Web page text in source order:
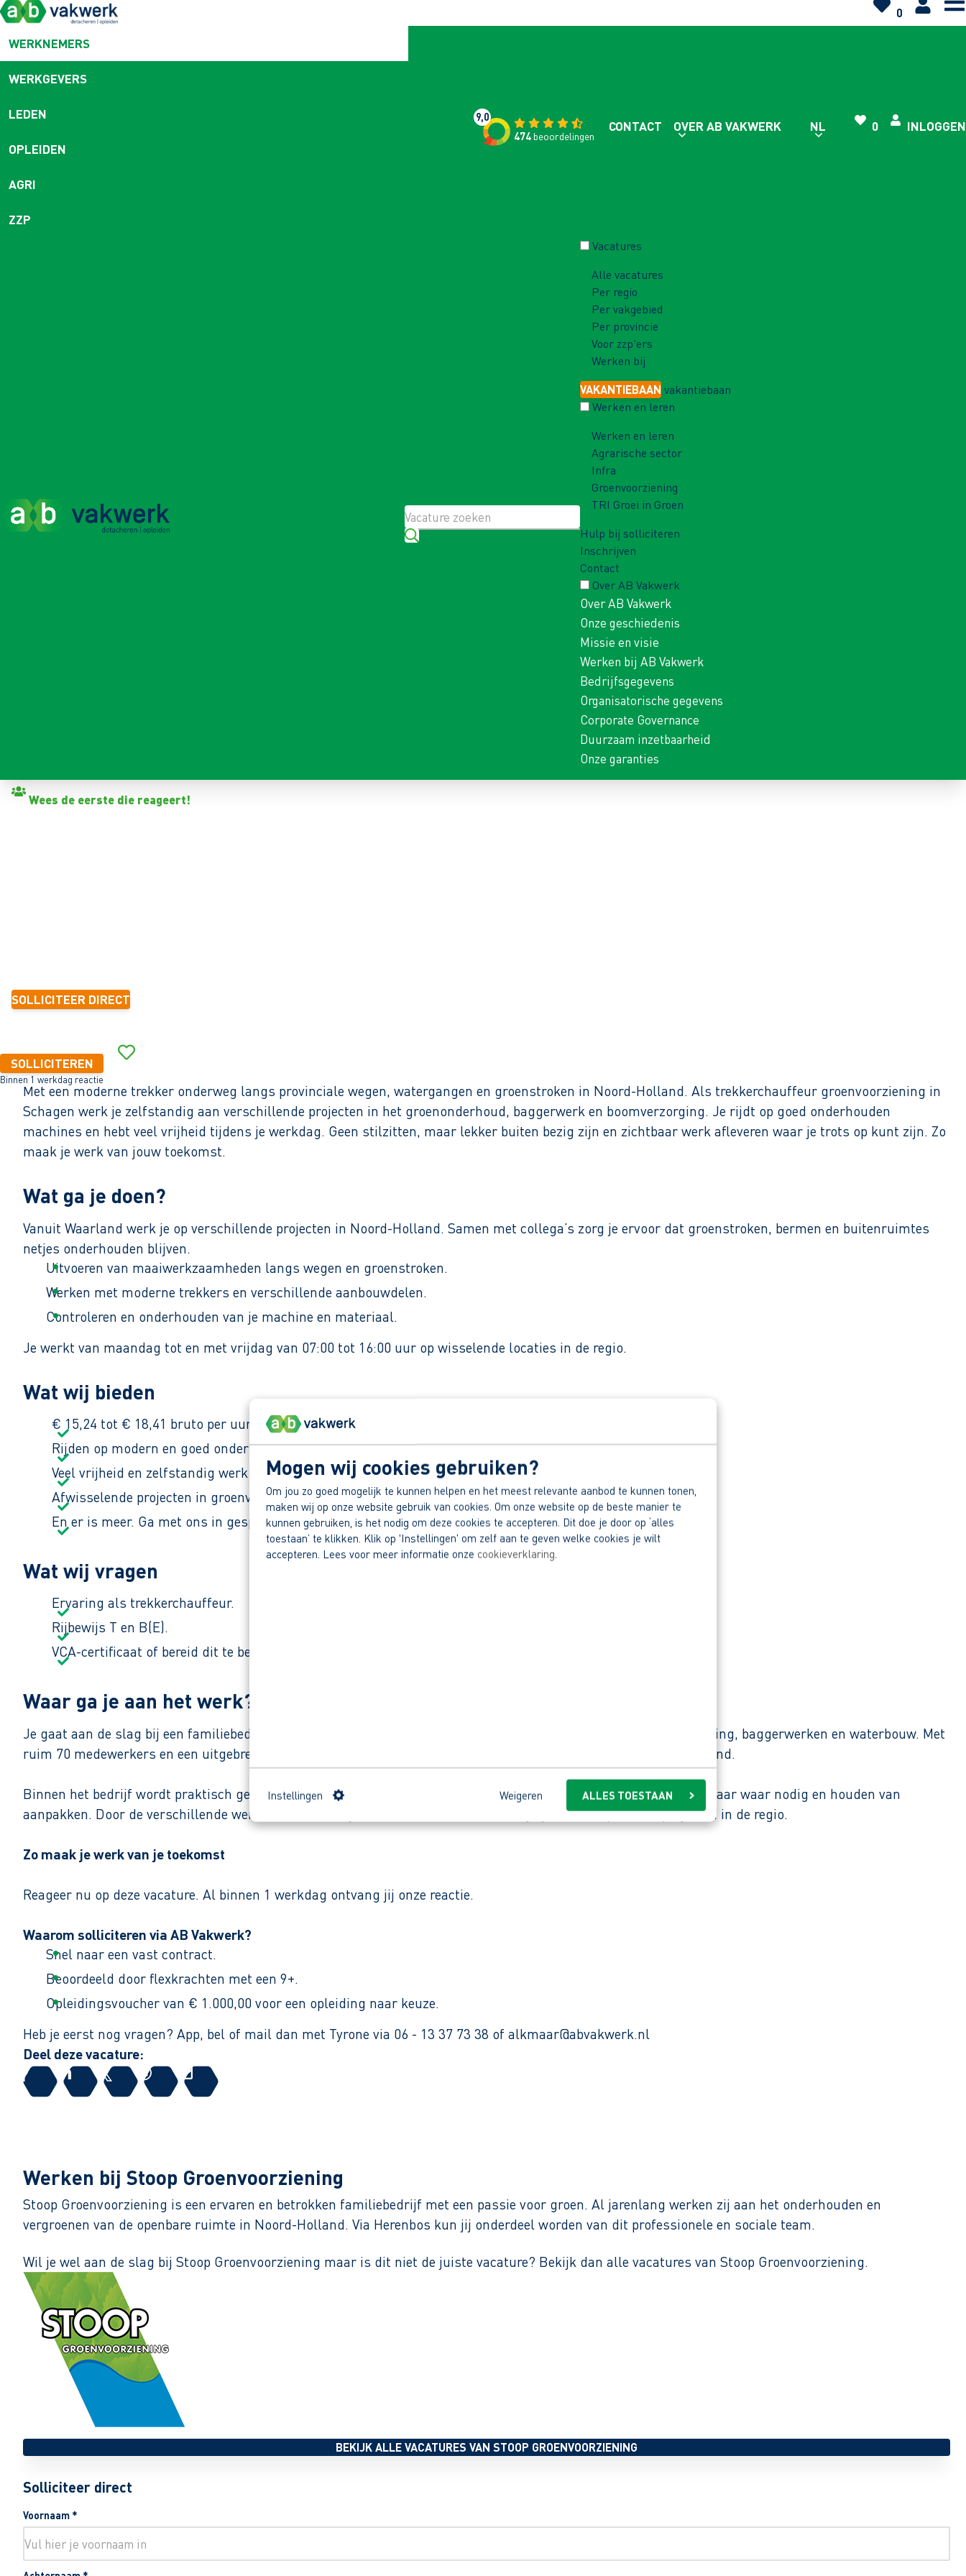
Mogen wij cookies gebruiken?
Om jou zo goed mogelijk te kunnen helpen en het meest relevante aanbod te kunnen tonen,
maken wij op onze website gebruik van cookies. Om onze website op de beste manier te
kunnen gebruiken, is het nodig om deze cookies te accepteren. Dit doe je door op ‘alles
toestaan’ te klikken. Klik op 'Instellingen' om zelf aan te geven welke cookies je wilt
accepteren. Lees voor meer informatie onze cookieverklaring.
Instellingen Weigeren ALLES TOESTAAN
0
WERKNEMERS
WERKGEVERS
LEDEN
OPLEIDEN
AGRI
ZZP
9,0
474beoordelingen
CONTACT OVER AB VAKWERK NL 0 INLOGGEN
Vacatures
Alle vacatures
Per regio
Per vakgebied
Per provincie
Voor zzp'ers
Werken bij
VAKANTIEBAAN vakantiebaan
Werken en leren
Werken en leren
Agrarische sector
Infra
Groenvoorziening
TRI Groei in Groen
Hulp bij solliciteren
Inschrijven
Contact
Over AB Vakwerk
Over AB Vakwerk
Onze geschiedenis
Missie en visie
Werken bij AB Vakwerk
Bedrijfsgegevens
Organisatorische gegevens
Corporate Governance
Duurzaam inzetbaarheid
Onze garanties
Wees de eerste die reageert!
SOLLICITEER DIRECT
SOLLICITEREN
Binnen 1 werkdag reactie
Met een moderne trekker onderweg langs provinciale wegen, watergangen en groenstroken in Noord-Holland. Als trekkerchauffeur groenvoorziening in
Schagen werk je zelfstandig aan verschillende projecten in het groenonderhoud, baggerwerk en boomverzorging. Je rijdt op goed onderhouden
machines en hebt veel vrijheid tijdens je werkdag. Geen stilzitten, maar lekker buiten bezig zijn en zichtbaar werk afleveren waar je trots op kunt zijn. Zo
maak je werk van jouw toekomst.
Wat ga je doen?
Vanuit Waarland werk je op verschillende projecten in Noord-Holland. Samen met collega’s zorg je ervoor dat groenstroken, bermen en buitenruimtes
netjes onderhouden blijven.
Uitvoeren van maaiwerkzaamheden langs wegen en groenstroken.
Werken met moderne trekkers en verschillende aanbouwdelen.
Controleren en onderhouden van je machine en materiaal.
Je werkt van maandag tot en met vrijdag van 07:00 tot 16:00 uur op wisselende locaties in de regio.
Wat wij bieden
€ 15,24 tot € 18,41 bruto per uur, afhankelijk van ervaring.
Rijden op modern en goed onderhouden materieel.
Veel vrijheid en zelfstandig werk in de buitenlucht.
Afwisselende projecten in groenvoorziening, baggerwerk en boomverzorging.
En er is meer. Ga met ons in gesprek en ontdek jouw voordelen.
Wat wij vragen
Ervaring als trekkerchauffeur.
Rijbewijs T en B(E).
VCA-certificaat of bereid dit te behalen.
Waar ga je aan het werk?
Je gaat aan de slag bij een familiebedrijf uit Schagen dat al sinds 1967 actief is in groenvoorziening, boomverzorging, baggerwerken en waterbouw. Met
ruim 70 medewerkers en een uitgebreid machinepark werkt het bedrijf dagelijks aan projecten in heel Noord-Holland.
Binnen het bedrijf wordt praktisch gewerkt met korte lijnen en goed materieel. Collega’s kennen elkaar, helpen elkaar waar nodig en houden van
aanpakken. Door de verschillende werkzaamheden blijft het werk afwisselend en rijd je steeds op andere projecten in de regio.
Zo maak je werk van je toekomst
Reageer nu op deze vacature. Al binnen 1 werkdag ontvang jij onze reactie.
Waarom solliciteren via AB Vakwerk?
Snel naar een vast contract.
Beoordeeld door flexkrachten met een 9+.
Opleidingsvoucher van € 1.000,00 voor een opleiding naar keuze.
Heb je eerst nog vragen? App, bel of mail dan met Tyrone via 06 - 13 37 73 38 of alkmaar@abvakwerk.nl
Deel deze vacature:
Werken bij Stoop Groenvoorziening
Stoop Groenvoorziening is een ervaren en betrokken familiebedrijf met een passie voor groen. Al jarenlang werken zij aan het onderhouden en
vergroenen van de openbare ruimte in Noord-Holland. Via Herenbos kun jij onderdeel worden van dit professionele en sociale team.
Wil je wel aan de slag bij Stoop Groenvoorziening maar is dit niet de juiste vacature? Bekijk dan alle vacatures van Stoop Groenvoorziening.
BEKIJK ALLE VACATURES VAN STOOP GROENVOORZIENING
Solliciteer direct
Voornaam *